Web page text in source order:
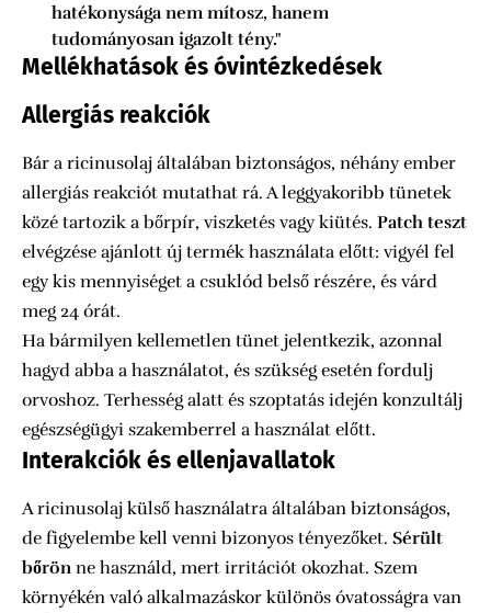
hatékonysága nem mítosz, hanem
tudományosan igazolt tény."
Mellékhatások és óvintézkedések
Allergiás reakciók
Bár a ricinusolaj általában biztonságos, néhány ember
allergiás reakciót mutathat rá. A leggyakoribb tünetek
közé tartozik a bőrpír, viszketés vagy kiütés. Patch teszt
elvégzése ajánlott új termék használata előtt: vigyél fel
egy kis mennyiséget a csuklód belső részére, és várd
meg 24 órát.
Ha bármilyen kellemetlen tünet jelentkezik, azonnal
hagyd abba a használatot, és szükség esetén fordulj
orvoshoz. Terhesség alatt és szoptatás idején konzultálj
egészségügyi szakemberrel a használat előtt.
Interakciók és ellenjavallatok
A ricinusolaj külső használatra általában biztonságos,
de figyelembe kell venni bizonyos tényezőket. Sérült
bőrön ne használd, mert irritációt okozhat. Szem
környékén való alkalmazáskor különös óvatosságra van